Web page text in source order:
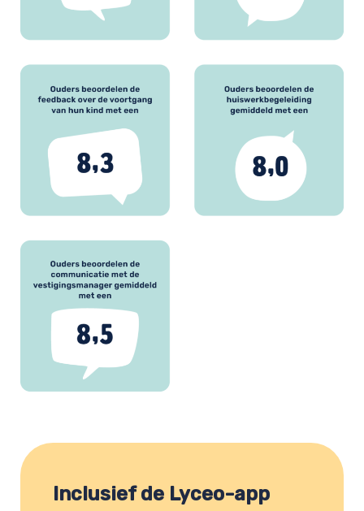
Inclusief de Lyceo-app